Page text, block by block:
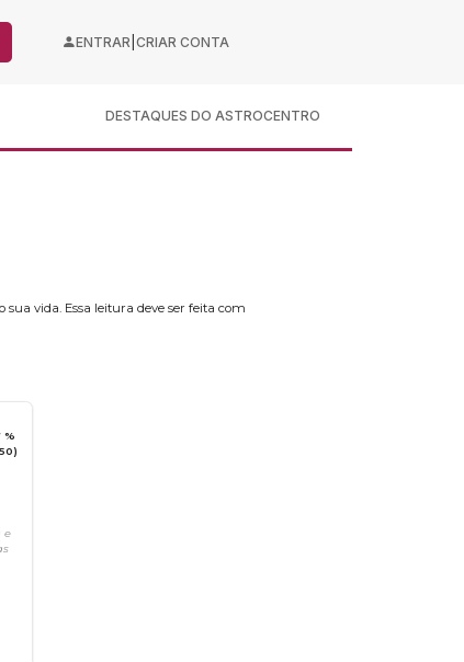
ENTRAR CRIAR CONTA
DESTAQUES DO ASTROCENTRO
vida. Essa leitura deve ser feita com
%
e